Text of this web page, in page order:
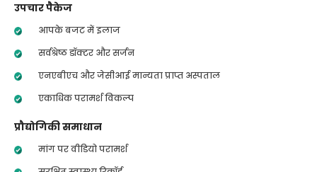
उपचार पैकेज
आपके बजट में इलाज
सर्वश्रेष्ठ डॉक्टर और सर्जन
एनएबीएच और जेसीआई मान्यता प्राप्त अस्पताल
एकाधिक परामर्श विकल्प
प्रौद्योगिकी समाधान
मांग पर वीडियो परामर्श